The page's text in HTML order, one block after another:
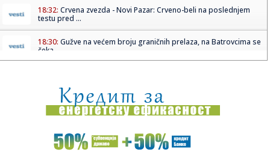
18:32: Crvena zvezda - Novi Pazar: Crveno-beli na poslednjem
testu pred ...
18:30: Gužve na većem broju graničnih prelaza, na Batrovcima se
čeka...
18:30:Lorenco Pelegrini produžio ugovor sa Romom do 2027.
godine
18:27:Nissan NX7